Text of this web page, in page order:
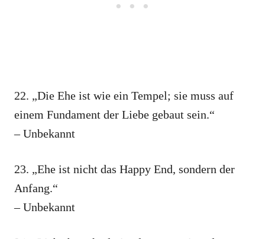
22. „Die Ehe ist wie ein Tempel; sie muss auf
einem Fundament der Liebe gebaut sein.“
– Unbekannt
23. „Ehe ist nicht das Happy End, sondern der
Anfang.“
– Unbekannt